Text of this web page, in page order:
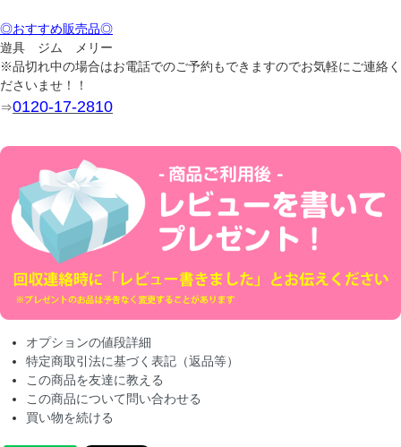
◎おすすめ販売品◎
遊具 ジム メリー
※品切れ中の場合はお電話でのご予約もできますのでお気軽にご連絡く
ださいませ！！
⇒0120-17-2810
オプションの値段詳細
特定商取引法に基づく表記（返品等）
この商品を友達に教える
この商品について問い合わせる
買い物を続ける